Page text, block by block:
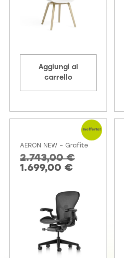
Aggiungi al
carrello
AERON NEW – Grafite
2.743,00€
1.699,00 €
In offerta!